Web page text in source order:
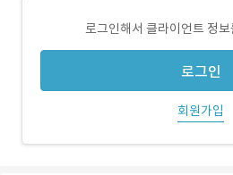
로그인해서 클라이언트 정
로그인
회원가입